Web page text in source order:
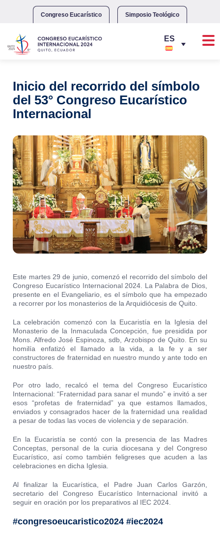
Congreso Eucarístico Simposio Teológico
Inicio del recorrido del símbolo
del 53° Congreso Eucarístico
Internacional
Este martes 29 de junio, comenzó el recorrido del símbolo del
Congreso Eucarístico Internacional 2024. La Palabra de Dios,
presente en el Evangeliario, es el símbolo que ha empezado
a recorrer por los monasterios de la Arquidiócesis de Quito.
La celebración comenzó con la Eucaristía en la Iglesia del
Monasterio de la Inmaculada Concepción, fue presidida por
Mons. Alfredo José Espinoza, sdb, Arzobispo de Quito. En su
homilía enfatizó el llamado a la vida, a la fe y a ser
constructores de fraternidad en nuestro mundo y ante todo en
nuestro país.
Por otro lado, recalcó el tema del Congreso Eucarístico
Internacional: “Fraternidad para sanar el mundo” e invitó a ser
esos “profetas de fraternidad” ya que estamos llamados,
enviados y consagrados hacer de la fraternidad una realidad
a pesar de todas las voces de violencia y de separación.
En la Eucaristía se contó con la presencia de las Madres
Conceptas, personal de la curia diocesana y del Congreso
Eucarístico, así como también feligreses que acuden a las
celebraciones en dicha Iglesia.
Al finalizar la Eucarística, el Padre Juan Carlos Garzón,
secretario del Congreso Eucarístico Internacional invitó a
seguir en oración por los preparativos al IEC 2024.
#congresoeucaristico2024 #iec2024